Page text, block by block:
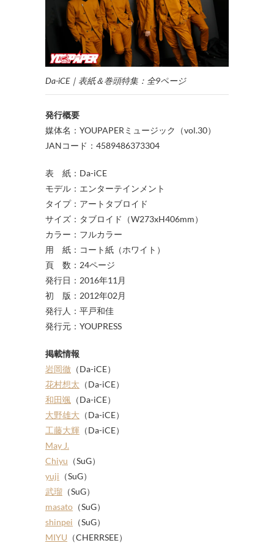
Da-iCE｜表紙＆巻頭特集：全9ページ
発行概要
媒体名：YOUPAPERミュージック（vol.30）
JANコード：4589486373304
表 紙：Da-iCE
モデル：エンターテインメント
タイプ：アートタブロイド
サイズ：タブロイド（W273xH406mm）
カラー：フルカラー
用 紙：コート紙（ホワイト）
頁 数：24ページ
発行日：2016年11月
初 版：2012年02月
発行人：平戸和佳
発行元：YOUPRESS
掲載情報
岩岡徹 （Da-iCE）
花村想太 （Da-iCE）
和田颯
（Da-iCE）
大野雄大 （Da-iCE）
工藤大輝 （Da-iCE）
May J.
Chiyu （SuG）
yuji （SuG）
武瑠 （SuG）
masato （SuG）
shinpei （SuG）
MIYU （CHERRSEE）